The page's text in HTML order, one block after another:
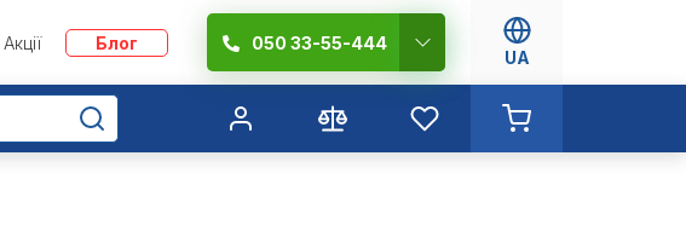
Акції Блог 050 33-55-444
UA